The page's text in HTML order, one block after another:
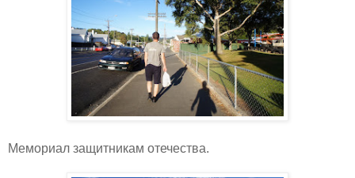
Мемориал защитникам отечества.